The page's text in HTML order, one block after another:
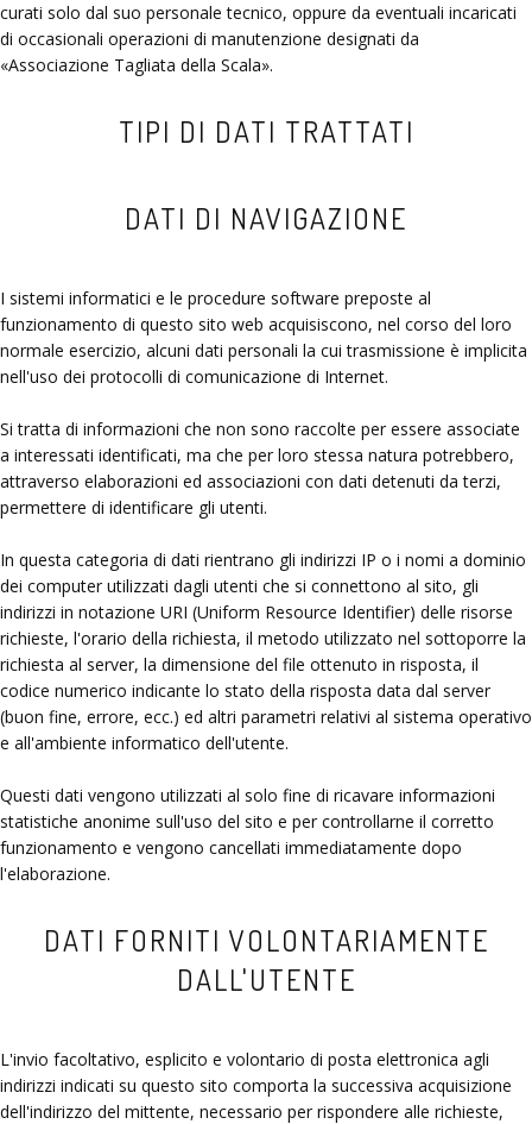
curati solo dal suo personale tecnico, oppure da eventuali incaricati
di occasionali operazioni di manutenzione designati da
Associazione Tagliata della Scala .
TIPI DI DATI TRATTATI
DATI DI NAVIGAZIONE
I sistemi informatici e le procedure software preposte al
funzionamento di questo sito web acquisiscono, nel corso del loro
normale esercizio, alcuni dati personali la cui trasmissione è implicita
nell'uso dei protocolli di comunicazione di Internet.
Si tratta di informazioni che non sono raccolte per essere associate
a interessati identificati, ma che per loro stessa natura potrebbero,
attraverso elaborazioni ed associazioni con dati detenuti da terzi,
permettere di identificare gli utenti.
In questa categoria di dati rientrano gli indirizzi IP o i nomi a dominio
dei computer utilizzati dagli utenti che si connettono al sito, gli
indirizzi in notazione URI (Uniform Resource Identifier) delle risorse
richieste, l'orario della richiesta, il metodo utilizzato nel sottoporre la
richiesta al server, la dimensione del file ottenuto in risposta, il
codice numerico indicante lo stato della risposta data dal server
(buon fine, errore, ecc.) ed altri parametri relativi al sistema operativo
e all'ambiente informatico dell'utente.
Questi dati vengono utilizzati al solo fine di ricavare informazioni
statistiche anonime sull'uso del sito e per controllarne il corretto
funzionamento e vengono cancellati immediatamente dopo
l'elaborazione.
DATI FORNITI VOLONTARIAMENTE
DALL'UTENTE
L'invio facoltativo, esplicito e volontario di posta elettronica agli
indirizzi indicati su questo sito comporta la successiva acquisizione
dell'indirizzo del mittente, necessario per rispondere alle richieste,